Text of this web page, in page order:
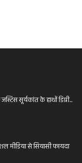
सूर्यकांत के हाथों डिग्री...
मीडिया से सियासी फायदा